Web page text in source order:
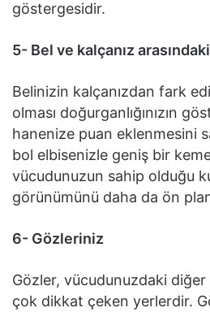
göstergesidir.
5- Bel ve kalçanız
Belinizin kalçanızdan fark
olması doğurganlığınızın
hanenize puan eklenmesini
bol elbisenizle geniş bir
vücudunuzun sahip olduğu
görünümünü daha da ön
6- Gözleriniz
Gözler, vücudunuzdaki diğer
çok dikkat çeken yerlerdir.